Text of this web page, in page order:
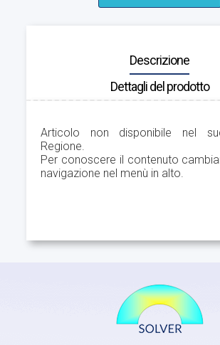
Descrizione
Dettagli del prodotto
Articolo non disponibile nel
Regione.
Per conoscere il contenuto
navigazione nel menù in alto.